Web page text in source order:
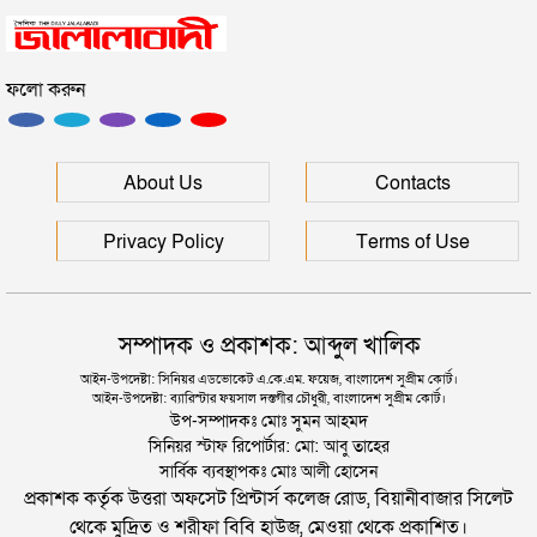
হাইকোর্টের আদেশ বহাল
ভাগনের সাথে চলে গেছেন স্ত্রী, দুধ দিয়ে গোসল করলেন
স্বামী
ফলো করুন
About Us Contacts
Privacy Policy Terms of Use
সম্পাদক ও প্রকাশক: আব্দুল খালিক
আইন-উপদেষ্টা: সিনিয়র এডভোকেট এ.কে.এম. ফয়েজ, বাংলাদেশ সুপ্রীম কোর্ট।
আইন-উপদেষ্টা: ব্যারিস্টার ফয়সাল দস্তগীর চৌধুরী, বাংলাদেশ সুপ্রীম কোর্ট।
উপ-সম্পাদকঃ মোঃ সুমন আহমদ
সিনিয়র স্টাফ রিপোর্টার: মো: আবু তাহের
সার্বিক ব্যবস্থাপকঃ মোঃ আলী হোসেন
প্রকাশক কর্তৃক উত্তরা অফসেট প্রিন্টার্স কলেজ রোড, বিয়ানীবাজার সিলেট
থেকে মুদ্রিত ও শরীফা বিবি হাউজ, মেওয়া থেকে প্রকাশিত।